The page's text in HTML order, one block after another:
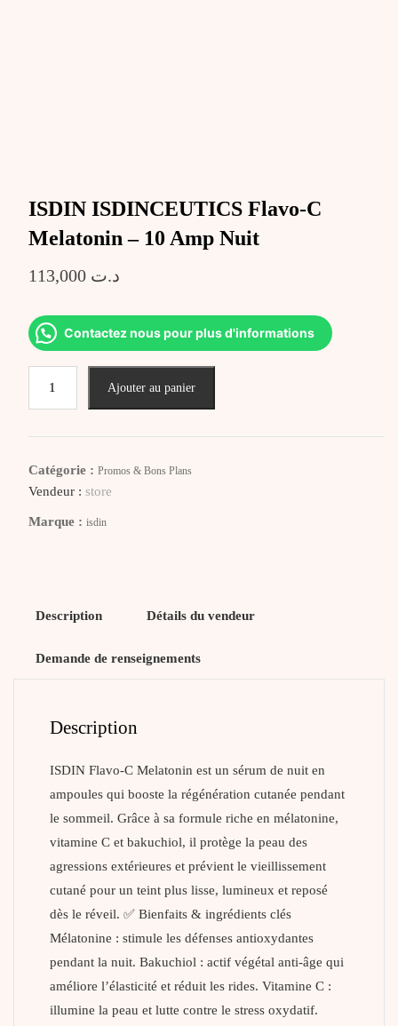
ISDIN ISDINCEUTICS Flavo-C
Melatonin – 10 Amp Nuit
د.ت 113,000
Contactez nous pour plus d'informations
–
Ajouter au panier
Catégorie : Promos & Bons Plans
Vendeur : store
Marque : isdin
Description Détails du vendeur
Demande de renseignements
Description
ISDIN Flavo-C Melatonin est un sérum de nuit en
ampoules qui booste la régénération cutanée pendant
le sommeil. Grâce à sa formule riche en mélatonine,
vitamine C et bakuchiol, il protège la peau des
agressions extérieures et prévient le vieillissement
cutané pour un teint plus lisse, lumineux et reposé
dès le réveil. ✅ Bienfaits & ingrédients clés
Mélatonine : stimule les défenses antioxydantes
pendant la nuit. Bakuchiol : actif végétal anti-âge qui
améliore l’élasticité et réduit les rides. Vitamine C :
illumine la peau et lutte contre le stress oxydatif.